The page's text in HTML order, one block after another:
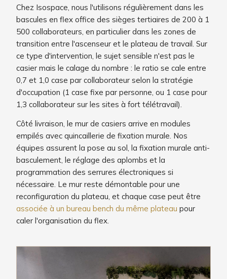
Chez Isospace, nous l'utilisons régulièrement dans les
bascules en flex office des sièges tertiaires de 200 à 1
500 collaborateurs, en particulier dans les zones de
transition entre l'ascenseur et le plateau de travail. Sur
ce type d'intervention, le sujet sensible n'est pas le
casier mais le calage du nombre : le ratio se cale entre
0,7 et 1,0 case par collaborateur selon la stratégie
d'occupation (1 case fixe par personne, ou 1 case pour
1,3 collaborateur sur les sites à fort télétravail).
Côté livraison, le mur de casiers arrive en modules
empilés avec quincaillerie de fixation murale. Nos
équipes assurent la pose au sol, la fixation murale anti-
basculement, le réglage des aplombs et la
programmation des serrures électroniques si
nécessaire. Le mur reste démontable pour une
reconfiguration du plateau, et chaque case peut être
associée à un bureau bench du même plateau pour
caler l'organisation du flex.